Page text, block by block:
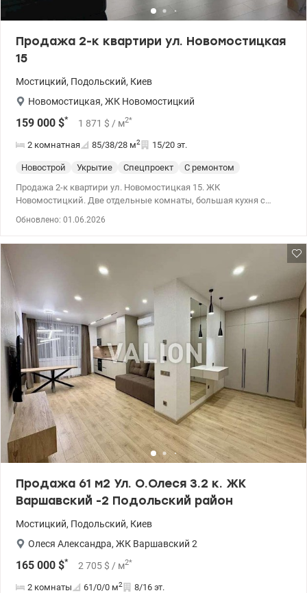
Продажа 2-к квартири ул. Новомостицкая
15
Мостицкий, Подольский, Киев
Новомостицкая, ЖК Новомостицкий
159 000 $* 1 871 $ / м2*
2 комнатная 85/38/28 м2 15/20 эт.
Новострой Укрытие Спецпроект
С ремонтом
Продажа 2-к квартири ул. Новомостицкая 15. ЖК
Новомостицкий. Две отдельные комнаты, большая кухня с
закрытая охраняемая территория. 044 200 10 80 valion.ua/1149443
Обновлено: 01.06.2026
Продажа 61 м2 Ул. О.Олеся 3.2 к. ЖК
Варшавский -2 Подольский район
Мостицкий, Подольский, Киев
Олеся Александра, ЖК Варшавский 2
165 000 $* 2 705 $ / м2*
2 комнаты 61/0/0 м2 8/16 эт.